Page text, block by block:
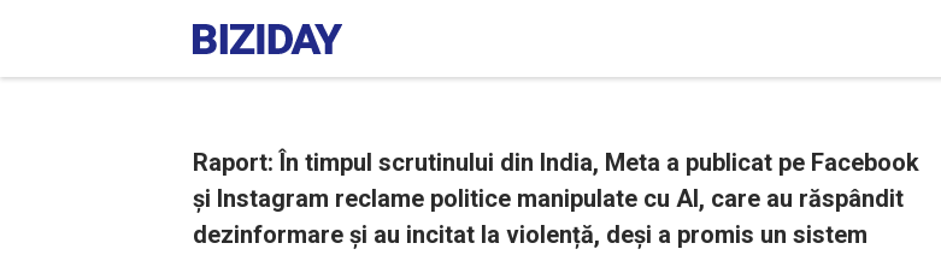
Raport: În timpul scrutinului din India, Meta a publicat pe Facebook
și Instagram reclame politice manipulate cu AI, care au răspândit
dezinformare și au incitat la violență, deși a promis un sistem